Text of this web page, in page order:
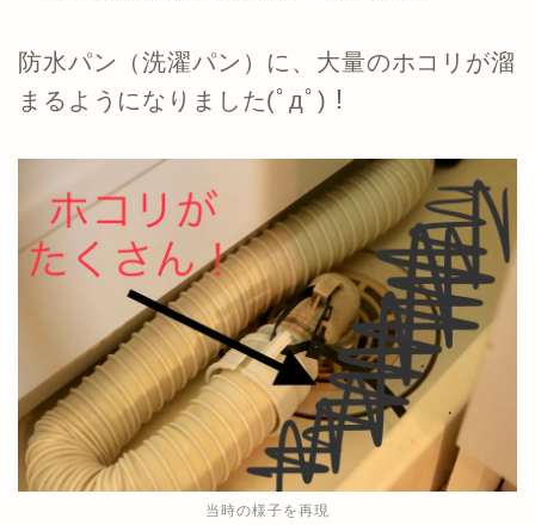
防水パン（洗濯パン）に、大量のホコリが溜
まるようになりました(ﾟдﾟ)！
当時の様子を再現